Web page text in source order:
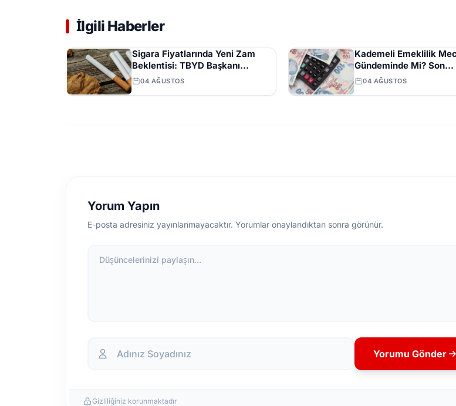
İlgili Haberler
Sigara Fiyatlarında Yeni Zam
Beklentisi: TBYD Başkanı
Ağustos Ayını İşaret Etti
04 AĞUSTOS
Kademeli Emeklilik
Gündeminde Mi? Son
Açıklamalar ve
04 AĞUSTOS
Yorum Yapın
E-posta adresiniz yayınlanmayacaktır. Yorumlar onaylandıktan sonra görünür.
Düşüncelerinizi paylaşın...
Yorumu Gönder
Gizliliğiniz korunmaktadır